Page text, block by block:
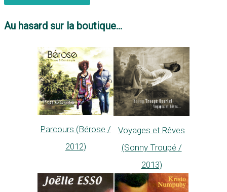
Au hasard sur la boutique...
Parcours (Bérose /
2012)
Voyages et Rêves
(Sonny Troupé /
2013)